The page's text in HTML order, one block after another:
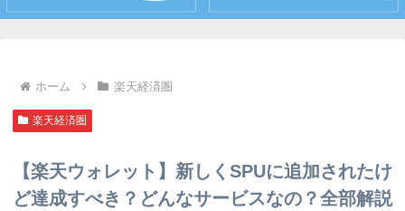
ホーム 楽天経済圏
楽天経済圏
【楽天ウォレット】新しくSPUに追加されたけ
ど達成すべき？どんなサービスなの？全部解説